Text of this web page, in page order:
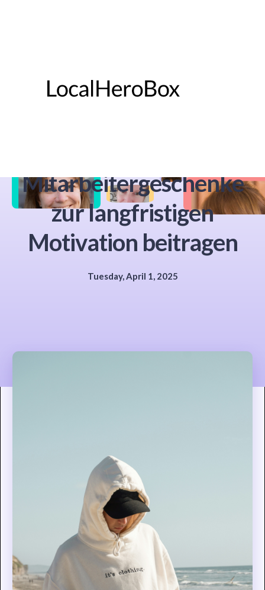
Mitarbeitergeschenke
zur langfristigen
Motivation beitragen
Tuesday, April 1, 2025